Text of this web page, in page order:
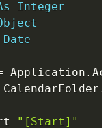
Integer
Date
Application .
CalendarFolder .
"[Start]"